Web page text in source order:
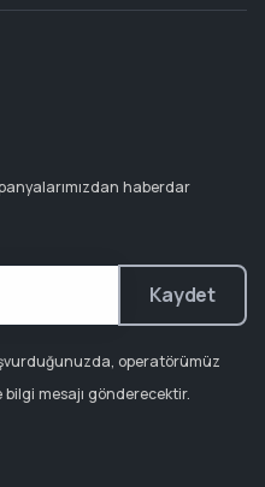
haberdar
Kaydet
operatörümüz
mesajı gönderecektir.